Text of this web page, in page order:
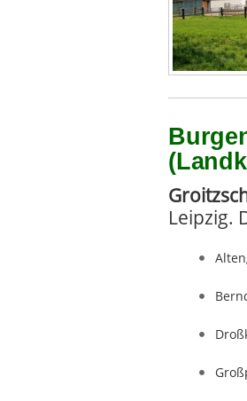
Leipzig.